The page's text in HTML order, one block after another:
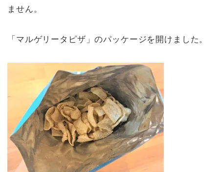
ません。
「マルゲリータピザ」のパッケージを開けました。